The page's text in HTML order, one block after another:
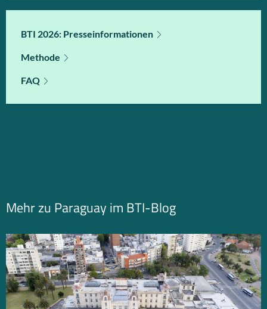
BTI 2026: Presseinformationen
Methode
FAQ
Mehr zu Paraguay im BTI-Blog